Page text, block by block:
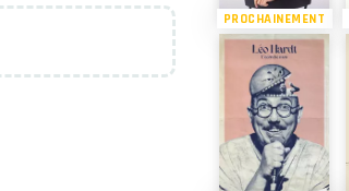
PROCHAINEMENT